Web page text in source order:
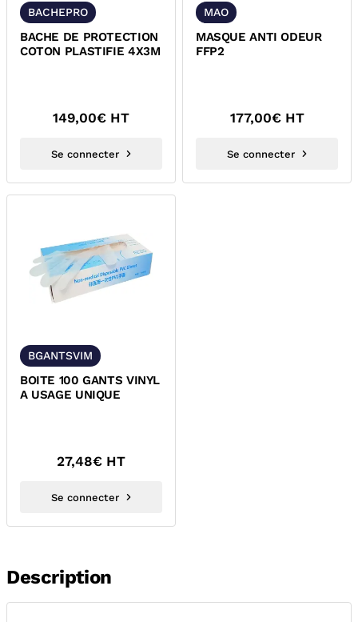
BACHEPRO
BACHE DE PROTECTION
COTON PLASTIFIE 4X3M
149,00€ HT
Se connecter
MAO
MASQUE ANTI ODEUR
FFP2
177,00€ HT
Se connecter
BGANTSVIM
BOITE 100 GANTS VINYL
A USAGE UNIQUE
27,48€ HT
Se connecter
Description